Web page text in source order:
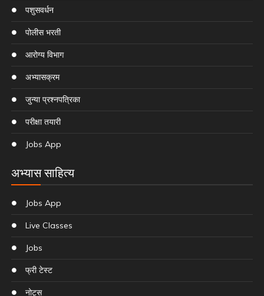
पशुसवर्धन
पोलीस भरती
आरोग्य विभाग
अभ्यासक्रम
जुन्या प्रश्नपत्रिका
परीक्षा तयारी
Jobs App
अभ्यास साहित्य
Jobs App
Live Classes
Jobs
फ्री टेस्ट
नोट्स